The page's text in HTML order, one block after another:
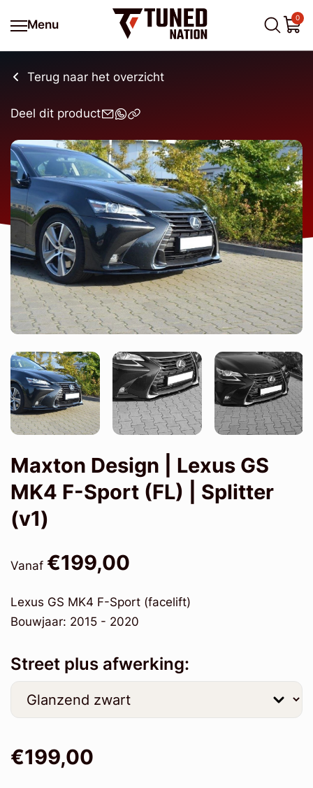
Menu
0
Terug naar het overzicht
Deel dit product
Maxton Design | Lexus GS
MK4 F-Sport (FL) | Splitter
(v1)
Vanaf €199,00
Lexus GS MK4 F-Sport (facelift)
Bouwjaar: 2015 - 2020
Street plus afwerking:
€199,00